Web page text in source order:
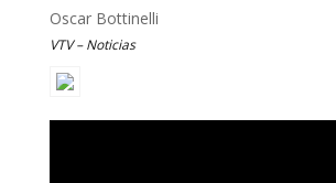
Oscar Bottinelli
VTV – Noticias